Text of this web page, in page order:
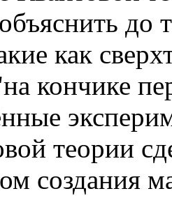
до
как
кончике
теории
создания